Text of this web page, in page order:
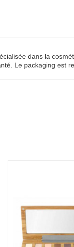
dans la
Le packaging est